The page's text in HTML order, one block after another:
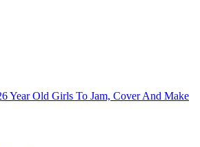
Year Old Girls To Jam, Cover And Make